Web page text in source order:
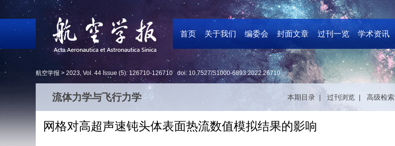
首页 关于我们 编委会 封面文章 过刊一览 学术资讯
航空学报 > 2023, Vol. 44 Issue (5): 126710-126710 doi:10.7527/S1000-6893.2022.26710
流体力学与飞行力学 本期目录 | 过刊浏览 | 高级检索
网格对高超声速钝头体表面热流数值模拟结果的影响